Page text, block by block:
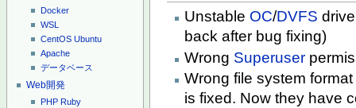
Docker
WSL
CentOS Ubuntu
Apache
データベース
Web開発
PHP Ruby
Unstable OC/DVFS
back after bug fixing)
Wrong Superuser
Wrong file system
is fixed. Now they have